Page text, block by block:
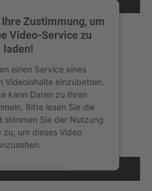
Zustimmung, um
Video-Service zu
laden!
einen Service eines
Videoinhalte einzubetten.
kann Daten zu Ihren
Bitte lesen Sie die
stimmen Sie der Nutzung
zu, um dieses Video
Testsystems FeV